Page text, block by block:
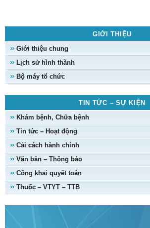
GIỚI THIỆU
Giới thiệu chung
Lịch sử hình thành
Bộ máy tổ chức
TIN TỨC – SỰ KIỆN
Khám bệnh, Chữa bệnh
Tin tức – Hoạt động
Cải cách hành chính
Văn bản – Thông báo
Công khai quyết toán
Thuốc – VTYT – TTB